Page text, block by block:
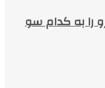
را به کدام سو